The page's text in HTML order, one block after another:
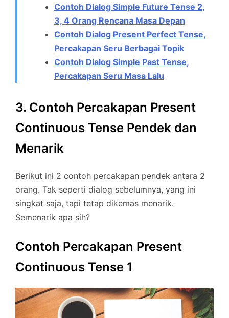
Contoh Dialog Simple Future Tense 2,
3, 4 Orang Rencana Masa Depan
Contoh Dialog Present Perfect Tense,
Percakapan Seru Berbagai Topik
Contoh Dialog Simple Past Tense,
Percakapan Seru Masa Lalu
3. Contoh Percakapan Present
Continuous Tense Pendek dan
Menarik
Berikut ini 2 contoh percakapan pendek antara 2
orang. Tak seperti dialog sebelumnya, yang ini
singkat saja, tapi tetap dikemas menarik.
Semenarik apa sih?
Contoh Percakapan Present
Continuous Tense 1